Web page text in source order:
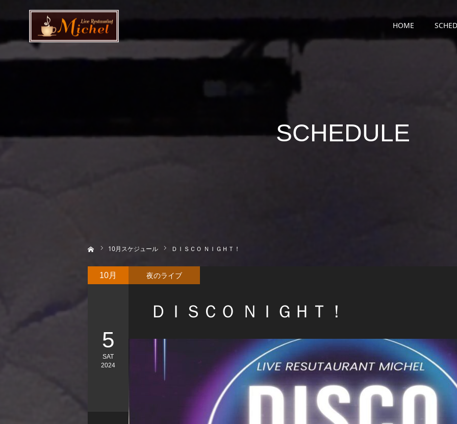
HOME
SCHEDULE
10月スケジュール ＤＩＳＣＯ ＮＩＧＨＴ！
ＤＩＳＣＯ ＮＩＧＨＴ！
10月
5
SAT
2024
夜のライブ